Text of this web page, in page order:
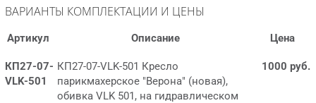
ВАРИАНТЫ КОМПЛЕКТАЦИИ И ЦЕНЫ
Артикул Описание Цена
КП27-07-
VLK-501
КП27-07-VLK-501 Кресло
парикмахерское "Верона" (новая),
обивка VLK 501, на гидравлическом
1000 руб.